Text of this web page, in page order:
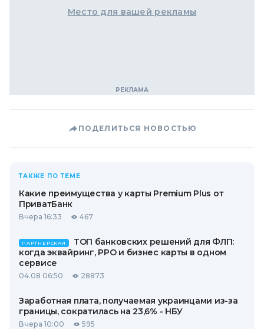
Место для вашей рекламы
ПОДЕЛИТЬСЯ НОВОСТЬЮ
ТАКЖЕ ПО ТЕМЕ
Какие преимущества у карты Premium Plus от
ПриватБанк
Вчера 16:33 467
ПАРТНЕРСКАЯ
ТОП банковских решений для ФЛП:
когда эквайринг, РРО и бизнес карты в одном
сервисе
04.08 06:50 28873
Заработная плата, получаемая украинцами из-за
границы, сократилась на 23,6% - НБУ
Вчера 10:00 595